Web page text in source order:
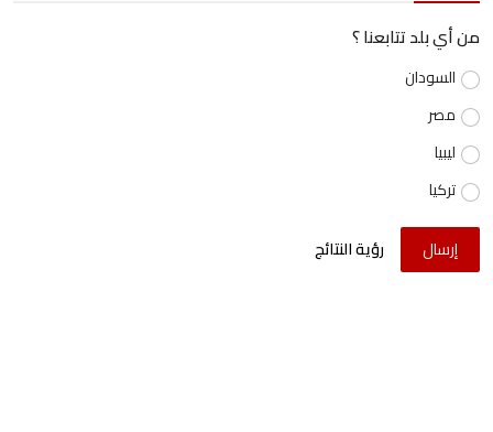
من أي بلد تتابعنا ؟
السودان
مصر
ليبيا
تركيا
إرسال رؤية النتائج